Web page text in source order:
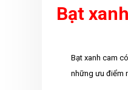
Bạt
Bạt xanh cam
những ưu điểm